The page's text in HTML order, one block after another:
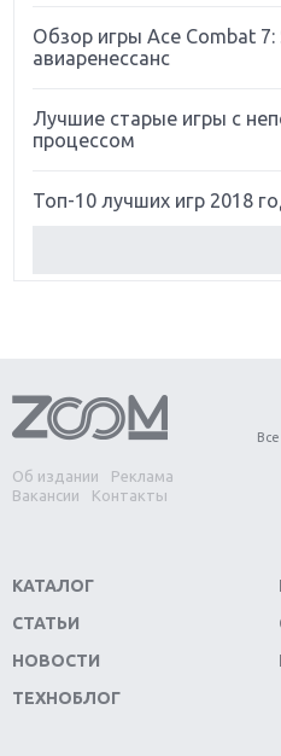
Обзор игры Ace Combat 7:
авиаренессанс
Лучшие старые игры с
процессом
Топ-10 лучших игр 2018
Обзор игры Forza Horizon
Две важных новинки для
Divinity Original Sin 2
Switch
Обзор игры The Crew 2:
Важнейшие анонсы E3 2018
Об издании
Реклама
Вакансии
Контакты
КАТАЛОГ
СТАТЬИ
НОВОСТИ
ТЕХНОБЛОГ